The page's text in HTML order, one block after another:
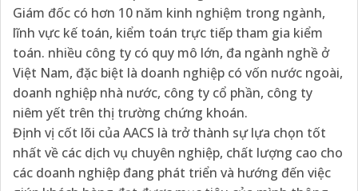
Giám đốc có hơn 10 năm kinh nghiệm trong ngành,
lĩnh vực kế toán, kiểm toán trực tiếp tham gia kiểm
toán. nhiều công ty có quy mô lớn, đa ngành nghề ở
Việt Nam, đặc biệt là doanh nghiệp có vốn nước ngoài,
doanh nghiệp nhà nước, công ty cổ phần, công ty
niêm yết trên thị trường chứng khoán.
Định vị cốt lõi của AACS là trở thành sự lựa chọn tốt
nhất về các dịch vụ chuyên nghiệp, chất lượng cao cho
các doanh nghiệp đang phát triển và hướng đến việc